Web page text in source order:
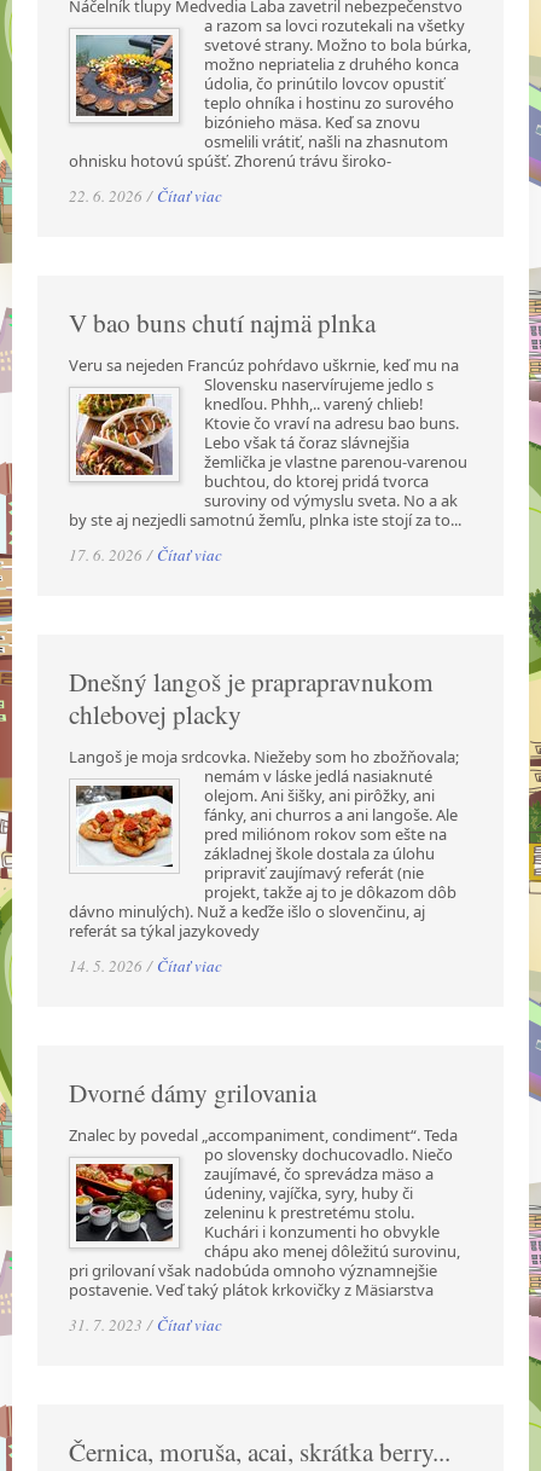
Náčelník tlupy Medvedia Laba zavetril nebezpečenstvo
a razom sa lovci rozutekali na všetky
svetové strany. Možno to bola búrka,
možno nepriatelia z druhého konca
údolia, čo prinútilo lovcov opustiť
teplo ohníka i hostinu zo surového
bizónieho mäsa. Keď sa znovu
osmelili vrátiť, našli na zhasnutom
ohnisku hotovú spúšť. Zhorenú trávu široko-
22. 6. 2026 / Čítať viac
V bao buns chutí najmä plnka
Veru sa nejeden Francúz pohŕdavo uškrnie, keď mu na
Slovensku naservírujeme jedlo s
knedľou. Phhh,.. varený chlieb!
Ktovie čo vraví na adresu bao buns.
Lebo však tá čoraz slávnejšia
žemlička je vlastne parenou-varenou
buchtou, do ktorej pridá tvorca
suroviny od výmyslu sveta. No a ak
by ste aj nezjedli samotnú žemľu, plnka iste stojí za to...
17. 6. 2026 / Čítať viac
Dnešný langoš je praprapravnukom
chlebovej placky
Langoš je moja srdcovka. Niežeby som ho zbožňovala;
nemám v láske jedlá nasiaknuté
olejom. Ani šišky, ani pirôžky, ani
fánky, ani churros a ani langoše. Ale
pred miliónom rokov som ešte na
základnej škole dostala za úlohu
pripraviť zaujímavý referát (nie
projekt, takže aj to je dôkazom dôb
dávno minulých). Nuž a keďže išlo o slovenčinu, aj
referát sa týkal jazykovedy
14. 5. 2026 / Čítať viac
Dvorné dámy grilovania
Znalec by povedal „accompaniment, condiment“. Teda
po slovensky dochucovadlo. Niečo
zaujímavé, čo sprevádza mäso a
údeniny, vajíčka, syry, huby či
zeleninu k prestretému stolu.
Kuchári i konzumenti ho obvykle
chápu ako menej dôležitú surovinu,
pri grilovaní však nadobúda omnoho významnejšie
postavenie. Veď taký plátok krkovičky z Mäsiarstva
31. 7. 2023 / Čítať viac
Černica, moruša, acai, skrátka berry...